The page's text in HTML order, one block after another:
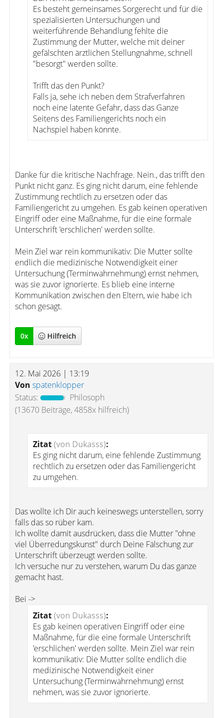
Es besteht gemeinsames Sorgerecht und für die
spezialisierten Untersuchungen und
weiterführende Behandlung fehlte die
Zustimmung der Mutter, welche mit deiner
gefälschten ärztlichen Stellungnahme, schnell
"besorgt" werden sollte.
Trifft das den Punkt?
Falls ja, sehe ich neben dem Strafverfahren
noch eine latente Gefahr, dass das Ganze
Seitens des Familiengerichts noch ein
Nachspiel haben könnte.
Danke für die kritische Nachfrage. Nein., das trifft den
Punkt nicht ganz. Es ging nicht darum, eine fehlende
Zustimmung rechtlich zu ersetzen oder das
Familiengericht zu umgehen. Es gab keinen operativen
Eingriff oder eine Maßnahme, für die eine formale
Unterschrift 'erschlichen' werden sollte.
Mein Ziel war rein kommunikativ: Die Mutter sollte
endlich die medizinische Notwendigkeit einer
Untersuchung (Terminwahrnehmung) ernst nehmen,
was sie zuvor ignorierte. Es blieb eine interne
Kommunikation zwischen den Eltern, wie habe ich
schon gesagt.
0x Hilfreich
12. Mai 2026 | 13:19
Von spatenklopper
Status:
Philosoph
(13670 Beiträge, 4858x hilfreich)
Zitat(von Dukasss):
Es ging nicht darum, eine fehlende Zustimmung
rechtlich zu ersetzen oder das Familiengericht
zu umgehen.
Das wollte ich Dir auch keineswegs unterstellen, sorry
falls das so rüber kam.
Ich wollte damit ausdrücken, dass die Mutter "ohne
viel Überredungskunst" durch Deine Fälschung zur
Unterschrift überzeugt werden sollte.
Ich versuche nur zu verstehen, warum Du das ganze
gemacht hast.
Bei ->
Zitat(von Dukasss):
Es gab keinen operativen Eingriff oder eine
Maßnahme, für die eine formale Unterschrift
'erschlichen' werden sollte. Mein Ziel war rein
kommunikativ: Die Mutter sollte endlich die
medizinische Notwendigkeit einer
Untersuchung (Terminwahrnehmung) ernst
nehmen, was sie zuvor ignorierte.